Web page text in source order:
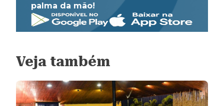
palma da mão!
Veja também